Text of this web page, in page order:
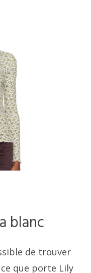
blanc
de trouver
que porte Lily